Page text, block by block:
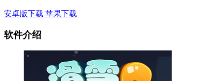
安卓版下载 苹果下载
软件介绍